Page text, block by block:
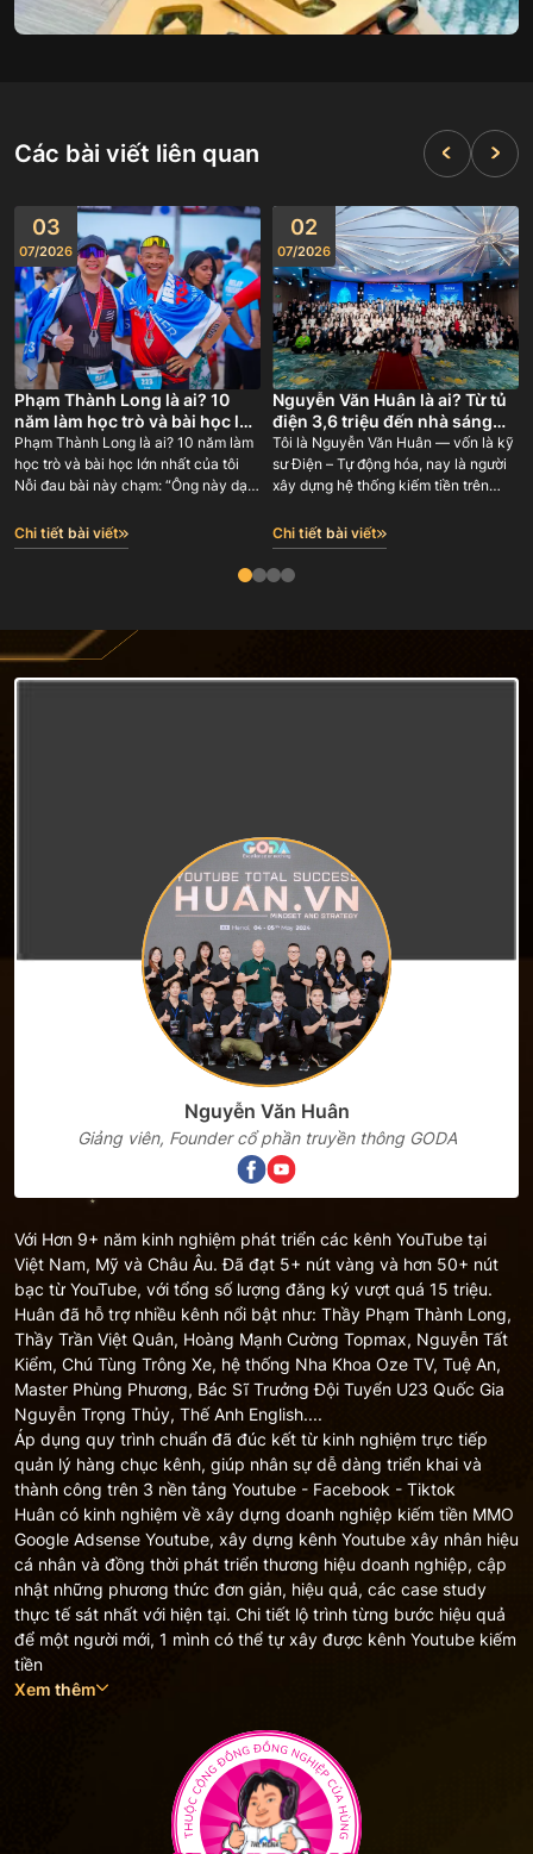
Các bài viết liên quan
03
07/2026
Phạm Thành Long là ai? 10
năm làm học trò và bài học lớn
nhất của tôi
Phạm Thành Long là ai? 10 năm làm
học trò và bài học lớn nhất của tôi
Nỗi đau bài này chạm: “Ông này dạy
học từ ai? Có ai đứng sau bảo chứng,
hay lại một người tự phong ‘chuyên
Chi tiết bài viết
02
07/2026
Nguyễn Văn Huân là ai? Từ tủ
điện 3,6 triệu đến nhà sáng
lập GODA 180 người
Tôi là Nguyễn Văn Huân — vốn là kỹ
sư Điện – Tự động hóa, nay là người
xây dựng hệ thống kiếm tiền trên
cho người khác. Tôi là đồng sáng lập
BMG Group (2018-2023 với gần 100
nhân sự), Công ty cổ phần phong
Truyền thông GODA (12/6/2023) —
Chi tiết bài viết
Nguyễn Văn Huân
Giảng viên, Founder cổ phần truyền thông GODA
Với Hơn 9+ năm kinh nghiệm phát triển các kênh YouTube tại
Việt Nam, Mỹ và Châu Âu. Đã đạt 5+ nút vàng và hơn 50+ nút
bạc từ YouTube, với tổng số lượng đăng ký vượt quá 15 triệu.
Huân đã hỗ trợ nhiều kênh nổi bật như: Thầy Phạm Thành Long,
Thầy Trần Việt Quân, Hoàng Mạnh Cường Topmax, Nguyễn Tất
Kiểm, Chú Tùng Trông Xe, hệ thống Nha Khoa Oze TV, Tuệ An,
Master Phùng Phương, Bác Sĩ Trưởng Đội Tuyển U23 Quốc Gia
Nguyễn Trọng Thủy, Thế Anh English....
Áp dụng quy trình chuẩn đã đúc kết từ kinh nghiệm trực tiếp
quản lý hàng chục kênh, giúp nhân sự dễ dàng triển khai và
thành công trên 3 nền tảng Youtube - Facebook - Tiktok
Huân có kinh nghiệm về xây dựng doanh nghiệp kiếm tiền MMO
Google Adsense Youtube, xây dựng kênh Youtube xây nhân hiệu
cá nhân và đồng thời phát triển thương hiệu doanh nghiệp, cập
nhật những phương thức đơn giản, hiệu quả, các case study
thực tế sát nhất với hiện tại. Chi tiết lộ trình từng bước hiệu quả
để một người mới, 1 mình có thể tự xây được kênh Youtube kiếm
tiền
Xem thêm